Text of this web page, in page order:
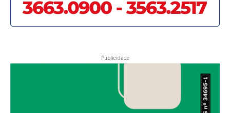
Publicidade